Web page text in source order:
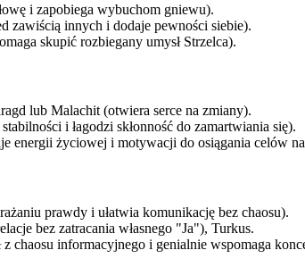
i zapobiega wybuchom gniewu).
zawiścią innych i dodaje pewności siebie).
skupić rozbiegany umysł Strzelca).
lub Malachit (otwiera serce na zmiany).
i łagodzi skłonność do zamartwiania się).
życiowej i motywacji do osiągania celów na
prawdy i ułatwia komunikację bez chaosu).
bez zatracania własnego "Ja"), Turkus.
chaosu informacyjnego i genialnie wspomaga